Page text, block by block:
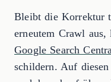
Bleibt die Korrektur
erneutem Crawl
Google Search
schildern. Auf